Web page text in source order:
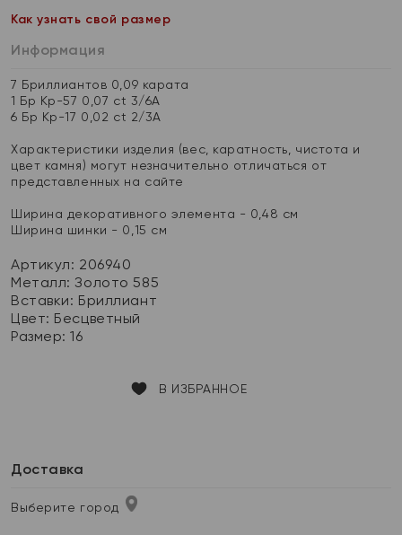
Как узнать свой размер
Информация
7 Бриллиантов 0,09 карата
1 Бр Кр-57 0,07 ct 3/6А
6 Бр Кр-17 0,02 ct 2/3А
Характеристики изделия (вес, каратность, чистота и
цвет камня) могут незначительно отличаться от
представленных на сайте
Ширина декоративного элемента - 0,48 см
Ширина шинки - 0,15 см
Артикул: 206940
Металл:Золото 585
Вставки: Бриллиант
Цвет: Бесцветный
Размер:16
В ИЗБРАННОЕ
Доставка
Выберите город